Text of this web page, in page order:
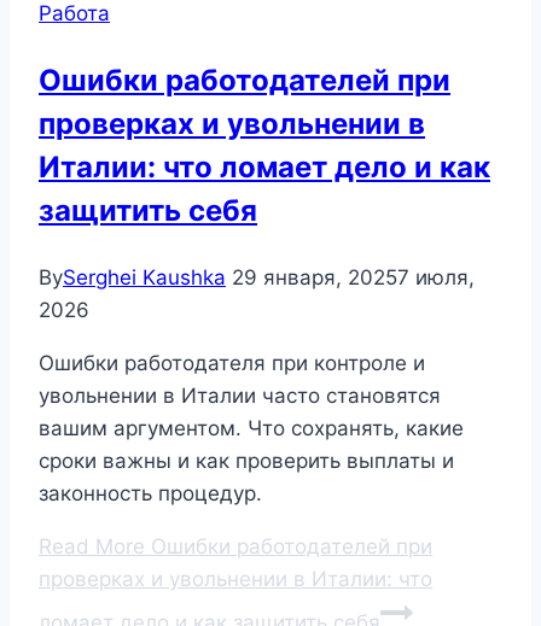
Работа
Ошибки работодателей при
проверках и увольнении в
Италии: что ломает дело и как
защитить себя
BySerghei Kaushka 29 января, 20257 июля,
2026
Ошибки работодателя при контроле и
увольнении в Италии часто становятся
вашим аргументом. Что сохранять, какие
сроки важны и как проверить выплаты и
законность процедур.
Read More Ошибки работодателей при
проверках и увольнении в Италии: что